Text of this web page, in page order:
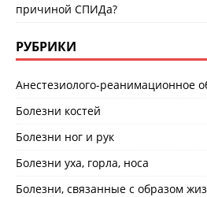
причиной СПИДа?
РУБРИКИ
Анестезиолого-реанимационное
Болезни костей
Болезни ног и рук
Болезни уха, горла, носа
Болезни, связанные с образом